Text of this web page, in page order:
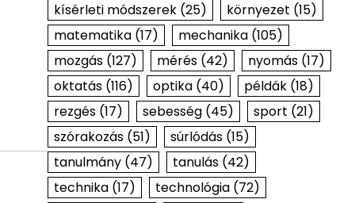
kísérleti módszerek(25) környezet (15)
matematika(17) mechanika(105)
mozgás(127) mérés(42) nyomás(17)
oktatás(116) optika(40) példák(18)
rezgés(17) sebesség(45) sport (21)
szórakozás(51) súrlódás(15)
tanulmány(47) tanulás(42)
technika(17) technológia(72)